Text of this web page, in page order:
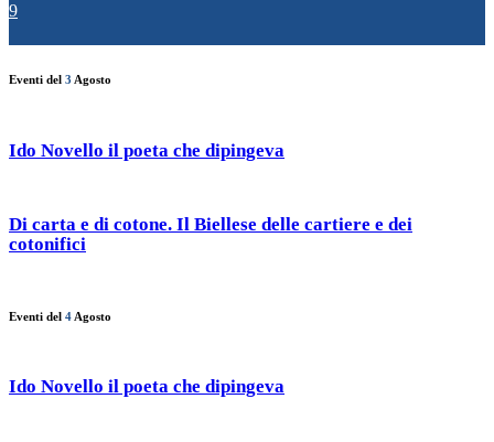
9
Eventi del 3 Agosto
Ido Novello il poeta che dipingeva
Di carta e di cotone. Il Biellese delle cartiere e dei
cotonifici
Eventi del 4 Agosto
Ido Novello il poeta che dipingeva